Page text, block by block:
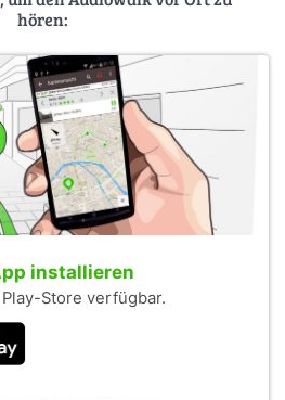
hören:
installieren
Store verfügbar.